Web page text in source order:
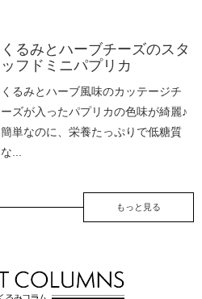
くるみとハーブチーズのスタ
ッフドミニパプリカ
くるみとハーブ風味のカッテージチ
ーズが入ったパプリカの色味が綺麗♪
簡単なのに、栄養たっぷりで低糖質
な...
もっと見る